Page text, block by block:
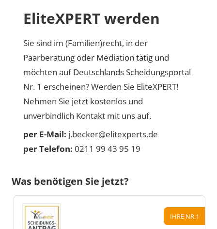
EliteXPERT werden
Sie sind im (Familien)recht, in der
Paarberatung oder Mediation tätig und
möchten auf Deutschlands Scheidungsportal
Nr. 1 erscheinen? Werden Sie EliteXPERT!
Nehmen Sie jetzt kostenlos und
unverbindlich Kontakt mit uns auf.
per E-Mail: j.becker@elitexperts.de
per Telefon: 0211 99 43 95 19
Was benötigen Sie jetzt?
IHRE NR.1